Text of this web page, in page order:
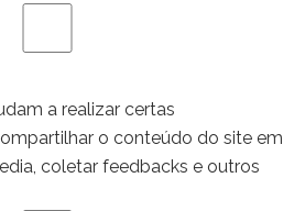
a realizar certas
o conteúdo do site em
coletar feedbacks e outros